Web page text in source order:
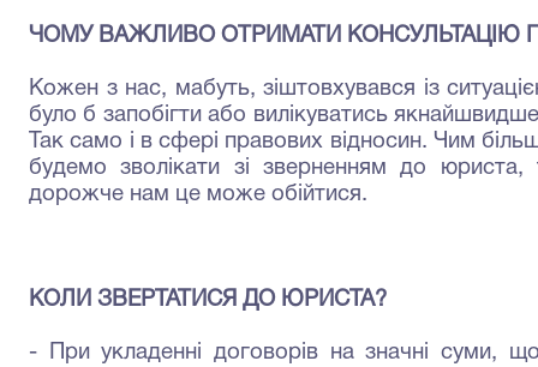
ЧОМУ ВАЖЛИВО ОТРИМАТИ КОНСУЛЬТАЦІЮ
Кожен з нас, мабуть, зіштовхувався із
було б запобігти або ви­лікуватись
Так само і в сфері правових відносин. Чим
будемо зволікати зі зверненням до юриста,
дорожче нам це може обійтися.
КОЛИ ЗВЕРТАТИСЯ ДО ЮРИСТА?
- При укладенні договорів на значні суми,